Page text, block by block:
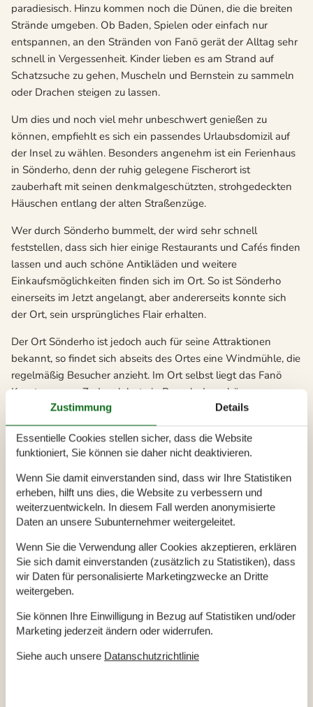
paradiesisch. Hinzu kommen noch die Dünen, die die breiten
Strände umgeben. Ob Baden, Spielen oder einfach nur
entspannen, an den Stränden von Fanö gerät der Alltag sehr
schnell in Vergessenheit. Kinder lieben es am Strand auf
Schatzsuche zu gehen, Muscheln und Bernstein zu sammeln
oder Drachen steigen zu lassen.
Um dies und noch viel mehr unbeschwert genießen zu
können, empfiehlt es sich ein passendes Urlaubsdomizil auf
der Insel zu wählen. Besonders angenehm ist ein Ferienhaus
in Sönderho, denn der ruhig gelegene Fischerort ist
zauberhaft mit seinen denkmalgeschützten, strohgedeckten
Häuschen entlang der alten Straßenzüge.
Wer durch Sönderho bummelt, der wird sehr schnell
feststellen, dass sich hier einige Restaurants und Cafés finden
lassen und auch schöne Antikläden und weitere
Einkaufsmöglichkeiten finden sich im Ort. So ist Sönderho
einerseits im Jetzt angelangt, aber andererseits konnte sich
der Ort, sein ursprüngliches Flair erhalten.
Der Ort Sönderho ist jedoch auch für seine Attraktionen
bekannt, so findet sich abseits des Ortes eine Windmühle, die
regelmäßig Besucher anzieht. Im Ort selbst liegt das Fanö
Kunstmuseum. Zudem lohnt ein Besuch der schönen
Ortskirche. Besonders bekannt ist jedoch das Museum
Hannes Hus. Die Räume des denkmalgeschützten Gebäudes
sind wie im 18. Jahrhundert eingerichtet und auch baulich
zeigt sich das Gebäude weitgehend in seinem ursprünglichen
Zustand. Entsprechend zeigt das Museum gekonnt das Leben
der Dorfbewohner in der Vergangenheit auf und begeistert
damit Kinder und Erwachsene in gleichem Maß.
findet herrliche Wanderwege vor, aber auch schöne
Radstrecken, sodass es letztlich reine Geschmackssache ist,
auf welche Art die Insel erkundet wird. Lohnenswert ist
lassen sich wunderbar viele Vogelarten beobachten, aber
auch die Sandbänke vor der Küste sind immer einen Blick
wert, denn hier sonnen sich häufig die Seehunde und lassen
Zustimmung Details
Essentielle Cookies stellen sicher, dass die Website
funktioniert, Sie können sie daher nicht deaktivieren.
Wenn Sie damit einverstanden sind, dass wir Ihre Statistiken
erheben, hilft uns dies, die Website zu verbessern und
weiterzuentwickeln. In diesem Fall werden anonymisierte
Daten an unsere Subunternehmer weitergeleitet.
Wenn Sie die Verwendung aller Cookies akzeptieren, erklären
Sie sich damit einverstanden (zusätzlich zu Statistiken), dass
wir Daten für personalisierte Marketingzwecke an Dritte
weitergeben.
Sie können Ihre Einwilligung in Bezug auf Statistiken und/oder
Marketing jederzeit ändern oder widerrufen.
Siehe auch unsere Datanschutzrichtlinie